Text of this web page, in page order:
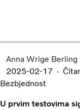
Anna Wrige Berling
2025-02-17
Bezbjednost
U prvim testovima